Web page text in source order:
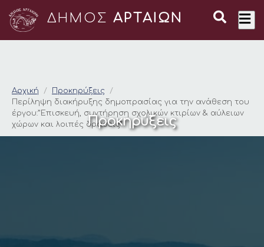
ΔΗΜΟΣ ΑΡΤΑΙΩΝ
Περίληψη
Αρχική
Προκηρύξεις
Περίληψη διακήρυξης δημοπρασίας για την ανάθεση του
έργου:”Επισκευή, συντήρηση σχολικών κτιρίων & αύλειων
χώρων και λοιπές δράσεις”Προκηρύξεις